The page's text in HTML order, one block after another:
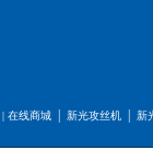
| 在线商城 新光攻丝机 新